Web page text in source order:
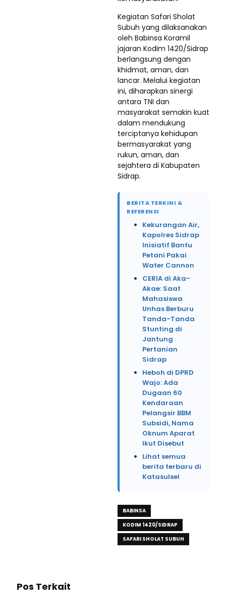
Kegiatan Safari Sholat
Subuh yang dilaksanakan
oleh Babinsa Koramil
jajaran Kodim 1420/Sidrap
berlangsung dengan
khidmat, aman, dan
lancar. Melalui kegiatan
ini, diharapkan sinergi
antara TNI dan
masyarakat semakin kuat
dalam mendukung
terciptanya kehidupan
bermasyarakat yang
rukun, aman, dan
sejahtera di Kabupaten
Sidrap.
BERITA TERKINI &
REFERENSI
Kekurangan Air,
Kapolres Sidrap
Inisiatif Bantu
Petani Pakai
Water Cannon
CERIA di Aka-
Akae: Saat
Mahasiswa
Unhas Berburu
Tanda-Tanda
Stunting di
Jantung
Pertanian
Sidrap
Heboh di DPRD
Wajo: Ada
Dugaan 60
Kendaraan
Pelangsir BBM
Subsidi, Nama
Oknum Aparat
Ikut Disebut
Lihat semua
berita terbaru di
Katasulsel
BABINSA
KODIM 1420/SIDRAP
SAFARI SHOLAT SUBUH
Pos Terkait